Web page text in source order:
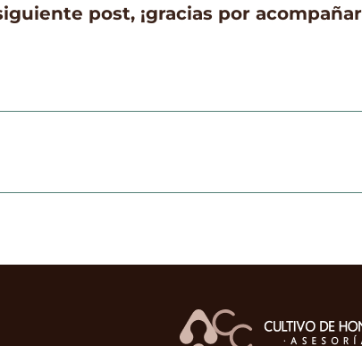
post, ¡gracias por